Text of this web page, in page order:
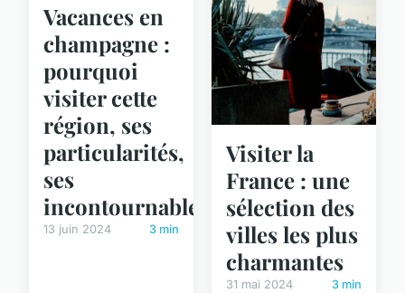
Vacances en
champagne :
pourquoi
visiter cette
région, ses
particularités,
ses
incontournables...
13 juin 2024 3 min
Visiter la
France : une
sélection des
villes les plus
charmantes
31 mai 2024 3 min